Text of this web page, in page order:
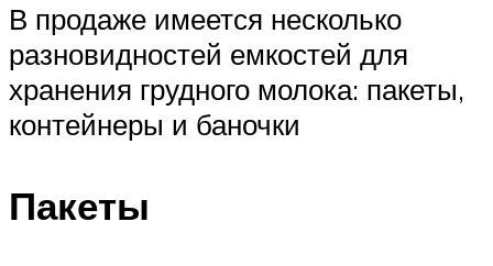
В продаже имеется несколько
разновидностей емкостей для
хранения грудного молока: пакеты,
контейнеры и баночки
Пакеты